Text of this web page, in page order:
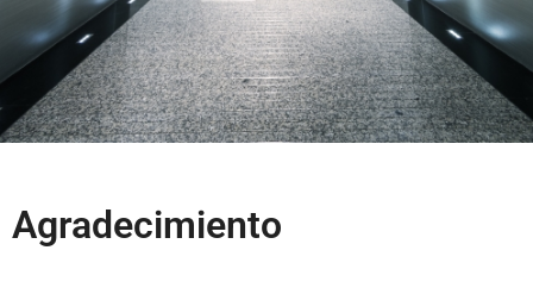
Agradecimiento